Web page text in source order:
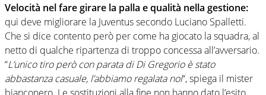
Velocità nel fare girare la palla e qualità nella gestione:
qui deve migliorare la Juventus secondo Luciano Spalletti.
Che si dice contento però per come ha giocato la squadra, al
netto di qualche ripartenza di troppo concessa all’avversario.
“L’unico tiro però con parata di Di Gregorio è stato
abbastanza casuale, l’abbiamo regalata noi“, spiega il mister